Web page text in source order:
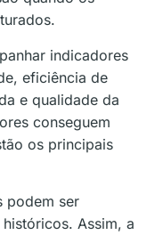
indicadores
eficiência de
e qualidade da
conseguem
os principais
podem ser
Assim, a